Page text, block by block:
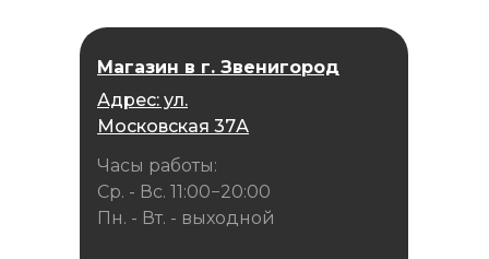
Часы работы:
Ср. - Вс. 11:00−20:00
Пн. - Вт. - выходной
Магазин в г. Звенигород
Адрес: ул.
Московская 37А